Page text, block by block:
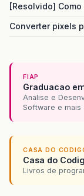
[Resolvido]
Converter pixels
FIAP
Graduacao
Analise e
Software e mais
CASA DO
Casa do
Livros de